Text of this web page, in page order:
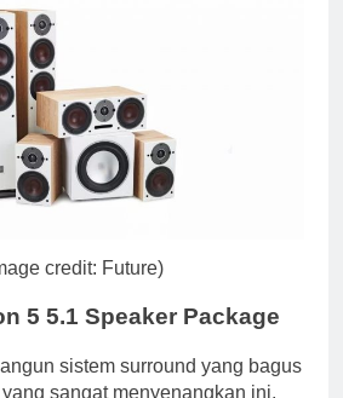
credit: Future)
5 5.1 Speaker Package
sistem surround yang bagus
sangat menyenangkan ini.